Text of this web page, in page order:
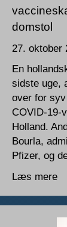
domstol
27. oktober
En
sidste uge,
over for
COVID-19-
Holland.
Bourla,
Pfizer, og
Læs mere